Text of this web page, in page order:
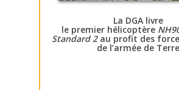
La DGA livre
le premier hélicoptère
Standard 2au profit des
de l’armée de Terre